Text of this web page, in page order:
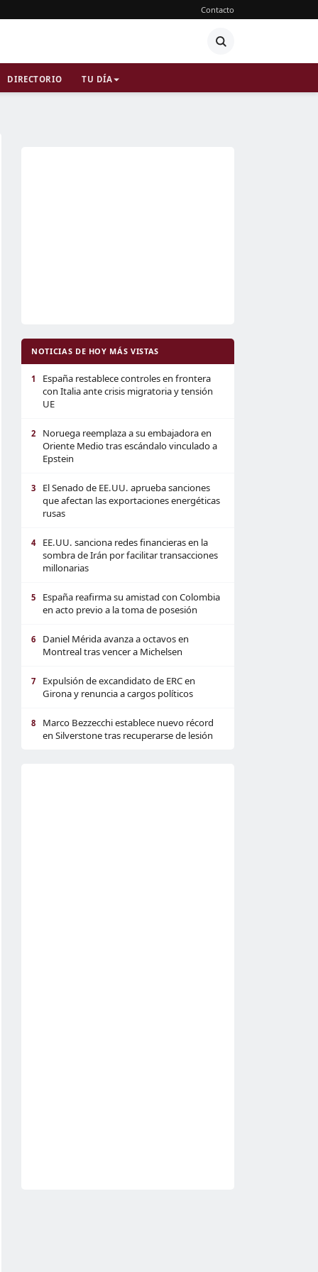
Contacto
DIRECTORIO TU DÍA
NOTICIAS DE HOY MÁS VISTAS
1
España restablece controles en frontera
con Italia ante crisis migratoria y tensión
UE
2
Noruega reemplaza a su embajadora en
Oriente Medio tras escándalo vinculado a
Epstein
3
El Senado de EE.UU. aprueba sanciones
que afectan las exportaciones energéticas
rusas
4
EE.UU. sanciona redes financieras en la
sombra de Irán por facilitar transacciones
millonarias
5
España reafirma su amistad con Colombia
en acto previo a la toma de posesión
6
Daniel Mérida avanza a octavos en
Montreal tras vencer a Michelsen
7
Expulsión de excandidato de ERC en
Girona y renuncia a cargos políticos
8
Marco Bezzecchi establece nuevo récord
en Silverstone tras recuperarse de lesión